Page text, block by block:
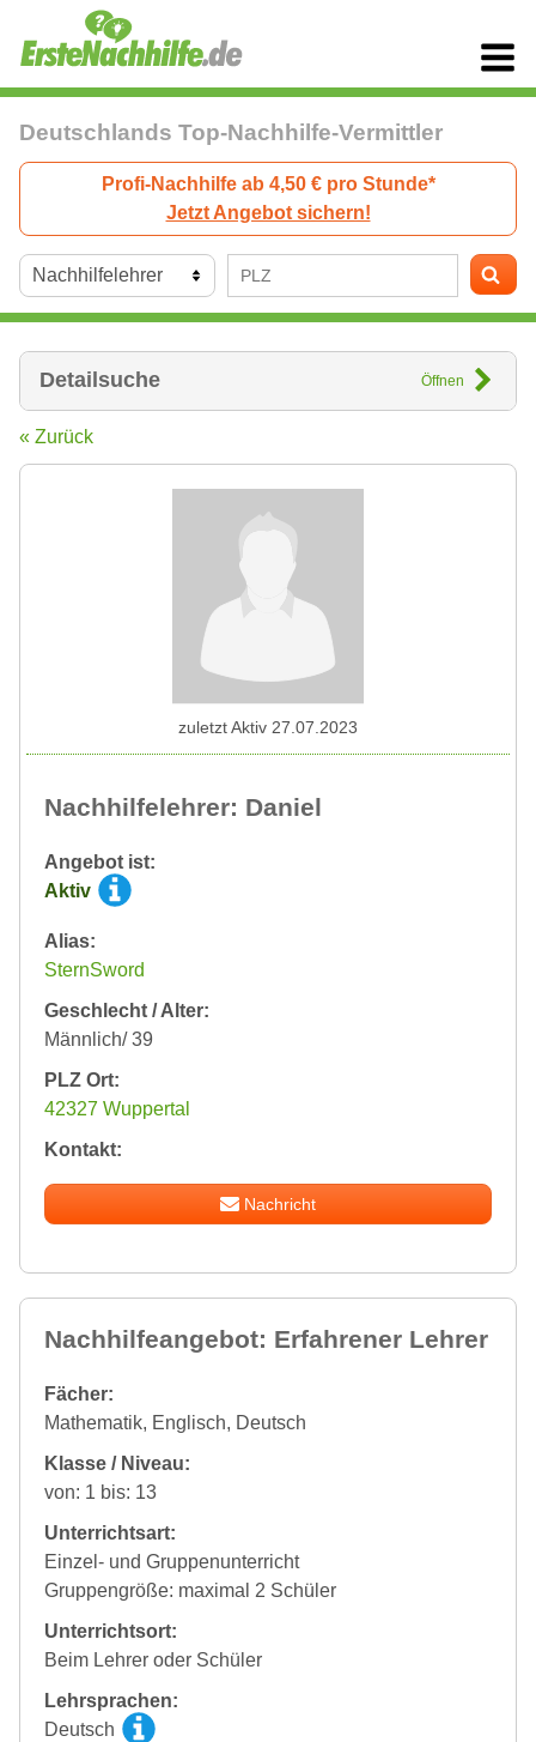
Deutschlands Top-Nachhilfe-Vermittler
Profi-Nachhilfe ab 4,50 € pro Stunde*
Jetzt Angebot sichern!
Detailsuche Öffnen
« Zurück
Nachhilfelehrer: Daniel
Angebot ist:
Aktiv
Alias:
SternSword
Geschlecht / Alter:
Männlich/ 39
PLZ Ort:
42327 Wuppertal
Kontakt:
Nachricht
zuletzt Aktiv 27.07.2023
Nachhilfeangebot: Erfahrener Lehrer
Fächer:
Mathematik, Englisch, Deutsch
Klasse / Niveau:
von: 1 bis: 13
Unterrichtsart:
Einzel- und Gruppenunterricht
Gruppengröße: maximal 2 Schüler
Unterrichtsort:
Beim Lehrer oder Schüler
Lehrsprachen:
Deutsch